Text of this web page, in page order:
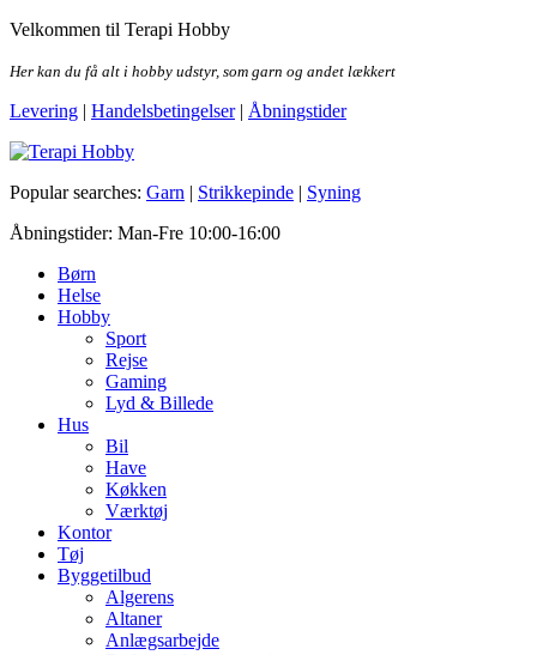
Skip
the
Velkommen til Terapi Hobby
Her kan du få alt i hobby udstyr, som garn og andet lækkert
Levering | Handelsbetingelser| Åbningstider
Terapi Hobby
Popular searches: Garn | Strikkepinde | Syning
Åbningstider: Man-Fre 10:00-16:00
Børn
Helse
Hobby
Sport
Rejse
Gaming
Lyd & Billede
Hus
Bil
Have
Køkken
Værktøj
Kontor
Tøj
Byggetilbud
Algerens
Altaner
Anlægsarbejde